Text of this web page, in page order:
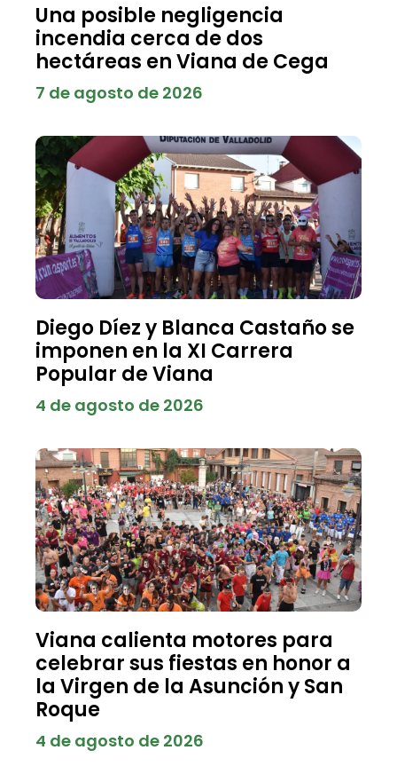
Una posible negligencia
incendia cerca de dos
hectáreas en Viana de Cega
7 de agosto de 2026
Diego Díez y Blanca Castaño se
imponen en la XI Carrera
Popular de Viana
4 de agosto de 2026
Viana calienta motores para
celebrar sus fiestas en honor a
la Virgen de la Asunción y San
Roque
4 de agosto de 2026